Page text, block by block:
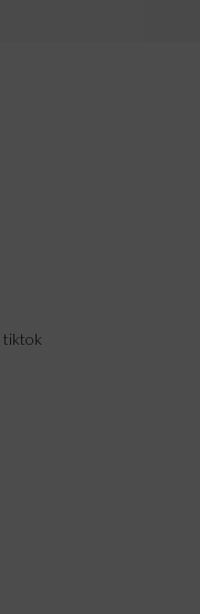
tiktok